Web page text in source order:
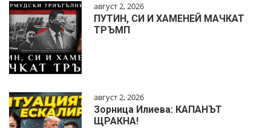
август 2, 2026
ПУТИН, СИ И ХАМЕНЕЙ МАЧКАТ
ТРЪМП
август 2, 2026
Зорница Илиева: КАПАНЪТ
ЩРАКНА!